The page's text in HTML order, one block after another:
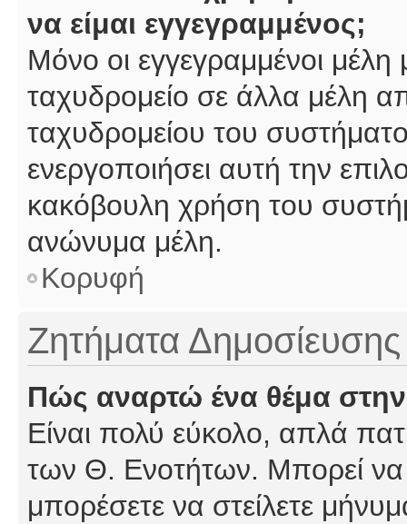
να είμαι εγγεγραμμένος;
Μόνο οι εγγεγραμμένοι
ταχυδρομείο σε άλλα μέλη
ταχυδρομείου του
ενεργοποιήσει αυτή την
κακόβουλη χρήση του
ανώνυμα μέλη.
Κορυφή
Ζητήματα Δημοσίευσης
Πώς αναρτώ ένα θέμα
Είναι πολύ εύκολο, απλά
των Θ. Ενοτήτων. Μπορεί να
μπορέσετε να στείλετε